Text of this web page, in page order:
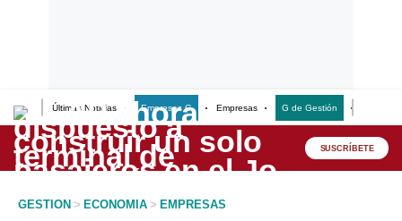
Últimas Noticias Empresas G Empresas G de Gestión
Lo último
Peru Quiosco SUSCRÍBETE
GESTION > ECONOMIA > EMPRESAS